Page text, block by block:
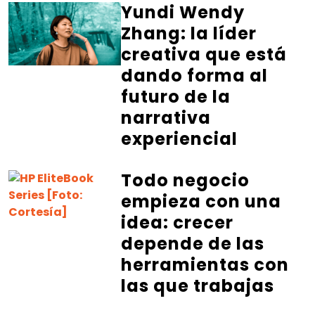
Yundi Wendy
Zhang: la líder
creativa que está
dando forma al
futuro de la
narrativa
experiencial
Todo negocio
empieza con una
idea: crecer
depende de las
herramientas con
las que trabajas